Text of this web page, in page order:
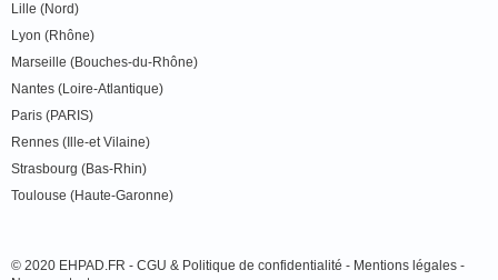
Lille (Nord)
Lyon (Rhône)
Marseille (Bouches-du-Rhône)
Nantes (Loire-Atlantique)
Paris (PARIS)
Rennes (Ille-et Vilaine)
Strasbourg (Bas-Rhin)
Toulouse (Haute-Garonne)
© 2020 EHPAD.FR - CGU & Politique de confidentialité - Mentions légales -